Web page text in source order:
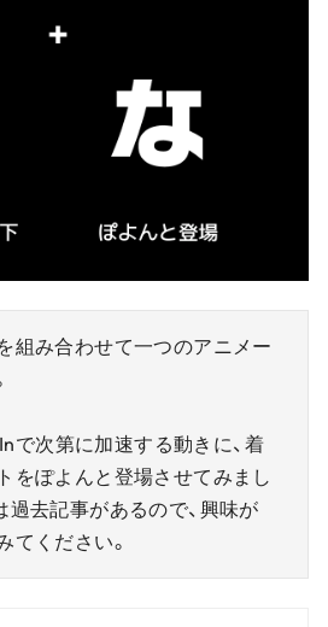
組み合わせて一つのアニメー
で次第に加速する動きに、着
をぽよんと登場させてみまし
過去記事があるので、興味が
てください。